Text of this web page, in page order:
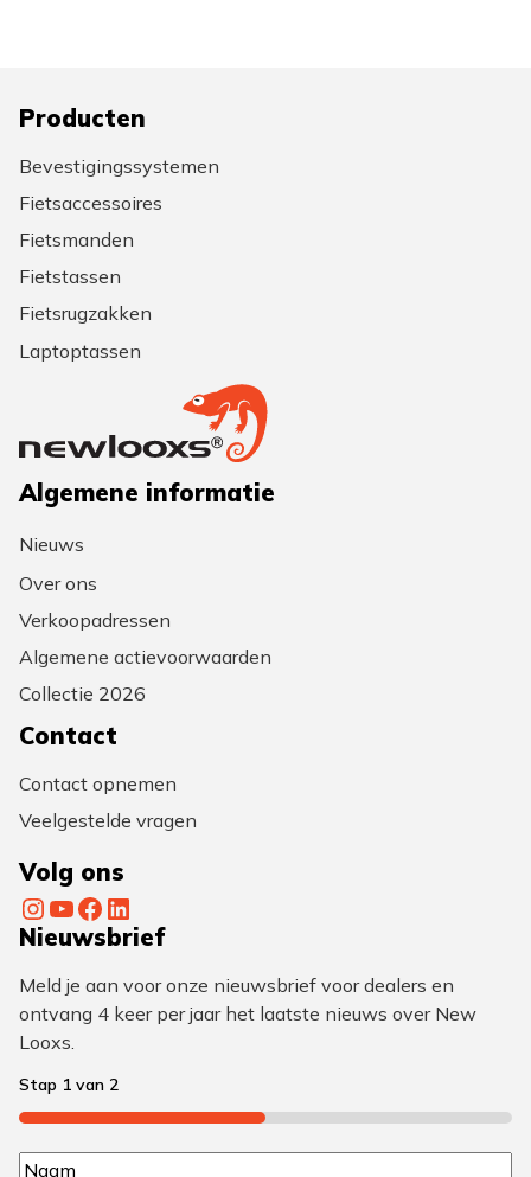
Producten
Bevestigingssystemen
Fietsaccessoires
Fietsmanden
Fietstassen
Fietsrugzakken
Laptoptassen
Algemene informatie
Nieuws
Over ons
Verkoopadressen
Algemene actievoorwaarden
Collectie 2026
Contact
Contact opnemen
Veelgestelde vragen
Volg ons
InstagramYouTube Facebook LinkedIn
Nieuwsbrief
Meld je aan voor onze nieuwsbrief voor dealers en
ontvang 4 keer per jaar het laatste nieuws over New
Looxs.
Stap 1 van 2
50%
N